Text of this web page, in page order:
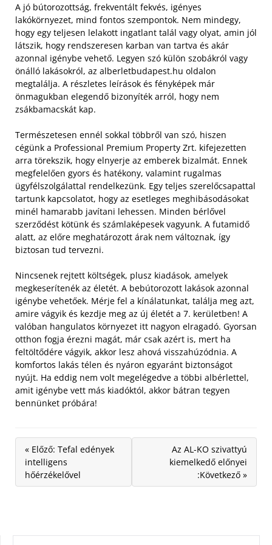
A jó bútorozottság, frekventált fekvés, igényes
lakókörnyezet, mind fontos szempontok. Nem mindegy,
hogy egy teljesen lelakott ingatlant talál vagy olyat, amin jól
látszik, hogy rendszeresen karban van tartva és akár
azonnal igénybe vehető. Legyen szó külön szobákról vagy
önálló lakásokról, az alberletbudapest.hu oldalon
megtalálja. A részletes leírások és fényképek már
önmagukban elegendő bizonyíték arról, hogy nem
zsákbamacskát kap.
Természetesen ennél sokkal többről van szó, hiszen
cégünk a Professional Premium Property Zrt. kifejezetten
arra törekszik, hogy elnyerje az emberek bizalmát. Ennek
megfelelően gyors és hatékony, valamint rugalmas
ügyfélszolgálattal rendelkezünk. Egy teljes szerelőcsapattal
tartunk kapcsolatot, hogy az esetleges meghibásodásokat
minél hamarabb javítani lehessen. Minden bérlővel
szerződést kötünk és számlaképesek vagyunk. A futamidő
alatt, az előre meghatározott árak nem változnak, így
biztosan tud tervezni.
Nincsenek rejtett költségek, plusz kiadások, amelyek
megkeserítenék az életét. A bebútorozott lakások azonnal
igénybe vehetőek. Mérje fel a kínálatunkat, találja meg azt,
amire vágyik és kezdje meg az új életét a 7. kerületben! A
valóban hangulatos környezet itt nagyon elragadó. Gyorsan
otthon fogja érezni magát, már csak azért is, mert ha
feltöltődére vágyik, akkor lesz ahová visszahúzódnia. A
komfortos lakás télen és nyáron egyaránt biztonságot
nyújt. Ha eddig nem volt megelégedve a többi albérlettel,
amit igénybe vett más kiadóktól, akkor bátran tegyen
bennünket próbára!
« Előző: Tefal edények
intelligens
hőérzékelővel
Az AL-KO szivattyú
kiemelkedő előnyei
:Következő »